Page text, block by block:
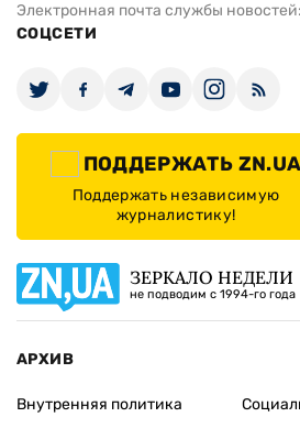
Электронная почта службы новостей:
СОЦСЕТИ
ПОДДЕРЖАТЬ ZN.UA
Поддержать независимую
журналистику!
ЗЕРКАЛО НЕДЕЛИ
не подводим с 1994-го года
АРХИВ
Внутренняя политика